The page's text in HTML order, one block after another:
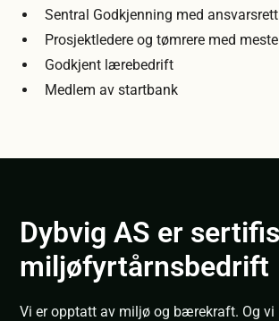
Sentral Godkjenning med ansvarsrett
Prosjektledere og tømrere med
Godkjent lærebedrift
Medlem av startbank
Dybvig AS er
miljøfyrtårnsbedrift
Vi er opptatt av miljø og bærekraft. Og vi